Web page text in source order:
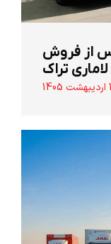
از فروش
تراک